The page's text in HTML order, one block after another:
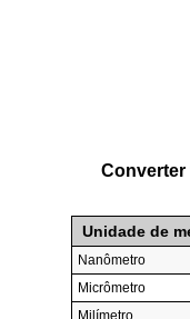
Converter
Unidade de
Nanômetro
Micrômetro